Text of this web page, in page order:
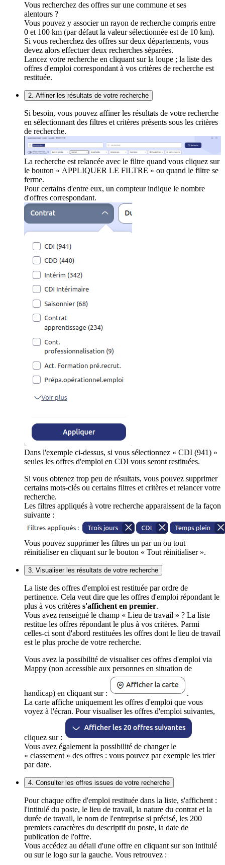
Vous recherchez des offres sur une commune et ses
alentours ?
Vous pouvez y associer un rayon de recherche compris entre
0 et 100 km (par défaut la valeur sélectionnée est de 10 km).
Si vous recherchez des offres sur deux départements, vous
devez alors effectuer deux recherches séparées.
Lancez votre recherche en cliquant sur la loupe ; la liste des
offres d'emploi correspondant à vos critères de recherche est
restituée.
2. Affiner les résultats de votre recherche
Si besoin, vous pouvez affiner les résultats de votre recherche
en sélectionnant des filtres et critères présents sous les critères
de recherche.
La recherche est relancée avec le filtre quand vous cliquez sur
le bouton « APPLIQUER LE FILTRE » ou quand le filtre se
ferme.
Pour certains d'entre eux, un compteur indique le nombre
d'offres correspondant.
Dans l'exemple ci-dessus, si vous sélectionnez « CDI (941) »
seules les offres d'emploi en CDI vous seront restituées.
Si vous obtenez trop peu de résultats, vous pouvez supprimer
certains mots-clés ou certains filtres et critères et relancer votre
recherche.
Les filtres appliqués à votre recherche apparaissent de la façon
suivante :
Vous pouvez supprimer les filtres un par un ou tout
réinitialiser en cliquant sur le bouton « Tout réinitialiser ».
3. Visualiser les résultats de votre recherche
La liste des offres d'emploi est restituée par ordre de
pertinence. Cela veut dire que les offres d'emploi répondant le
plus à vos critères s'affichent en premier.
Vous avez renseigné le champ « Lieu de travail » ? La liste
restitue les offres répondant le plus à vos critères. Parmi
celles-ci sont d'abord restituées les offres dont le lieu de travail
est le plus proche de votre recherche.
Vous avez la possibilité de visualiser ces offres d'emploi via
Mappy (non accessible aux personnes en situation de
handicap) en cliquant sur :
.
La carte affiche uniquement les offres d'emploi que vous
voyez à l'écran. Pour visualiser les offres d'emploi suivantes,
cliquez sur :
Vous avez également la possibilité de changer le
« classement » des offres : vous pouvez par exemple les trier
par date.
4. Consulter les offres issues de votre recherche
Pour chaque offre d'emploi restituée dans la liste, s'affichent :
l'intitulé du poste, le lieu de travail, la nature du contrat et la
durée de travail, le nom de l'entreprise si précisé, les 200
premiers caractères du descriptif du poste, la date de
publication de l'offre.
Vous accédez au détail d'une offre en cliquant sur son intitulé
ou sur le logo sur la gauche. Vous retrouvez :